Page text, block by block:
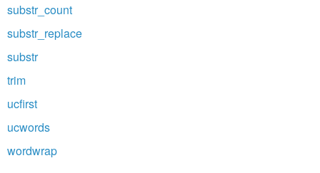
substr_count
substr_replace
substr
trim
ucfirst
ucwords
wordwrap